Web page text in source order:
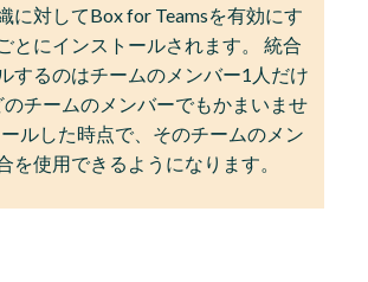
に対してBox for Teamsを有効にす
とにインストールされます。 統合
するのはチームのメンバー1人だけ
のチームのメンバーでもかまいませ
ルした時点で、そのチームのメン
を使用できるようになります。